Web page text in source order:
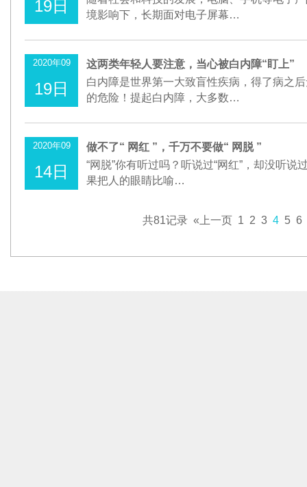
19日
境影响下，长期面对电子屏幕…
2020年09
19日
这两类年轻人要注意，当心被白内障“盯上”
白内障是世界第一大致盲性疾病，得了病之
的危险！提起白内障，大多数…
2020年09
14日
做不了“ 网红 ”，千万不要做“ 网脱 ”
“网脱”你有听过吗？听说过“网红”，却没听说
果把人的眼睛比喻…
共81记录 «上一页 1 2 3 4 5 6